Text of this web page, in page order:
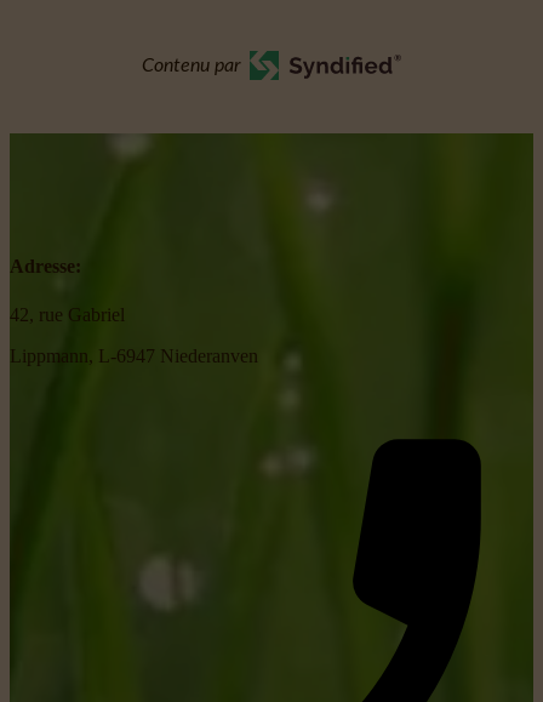
Contenu par
Adresse:
42, rue Gabriel
Lippmann, L-6947 Niederanven